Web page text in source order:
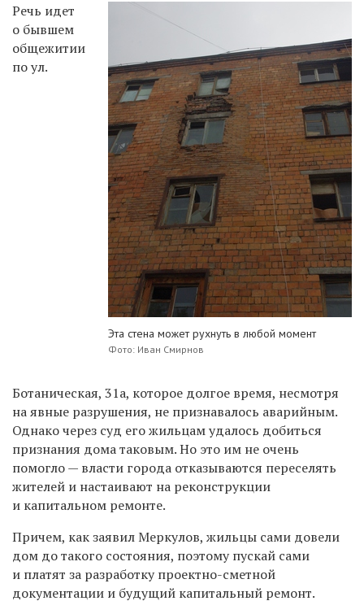
Эта стена может рухнуть в любой момент
Фото: Иван Смирнов
Речь идет
о бывшем
общежитии
по ул.
Ботаническая, 31а, которое долгое время, несмотря
на явные разрушения, не признавалось аварийным.
Однако через суд его жильцам удалось добиться
признания дома таковым. Но это им не очень
помогло — власти города отказываются переселять
жителей и настаивают на реконструкции
и капитальном ремонте.
Причем, как заявил Меркулов, жильцы сами довели
дом до такого состояния, поэтому пускай сами
и платят за разработку проектно-сметной
документации и будущий капитальный ремонт.